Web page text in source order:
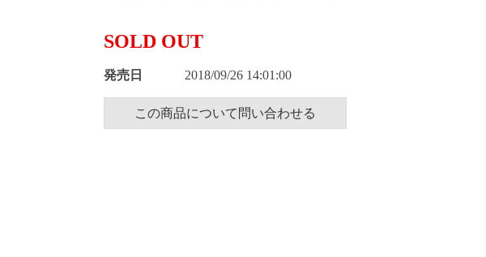
SOLD OUT
発売日 2018/09/26 14:01:00
この商品について問い合わせる